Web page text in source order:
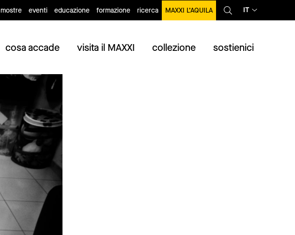
mostre eventi educazione formazione ricerca MAXXI L’AQUILA IT
cosa accade visita il MAXXI collezione sostienici